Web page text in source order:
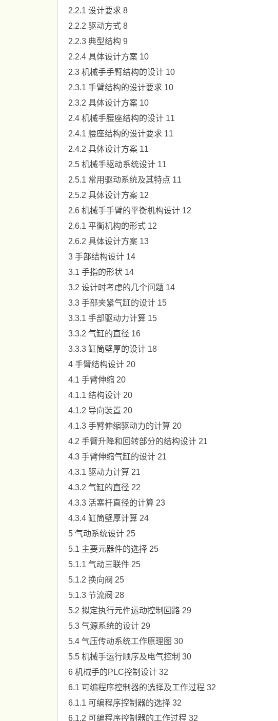
2.2.1 设计要求 8
2.2.2 驱动方式 8
2.2.3 典型结构 9
2.2.4 具体设计方案 10
2.3 机械手手臂结构的设计 10
2.3.1 手臂结构的设计要求 10
2.3.2 具体设计方案 10
2.4 机械手腰座结构的设计 11
2.4.1 腰座结构的设计要求 11
2.4.2 具体设计方案 11
2.5 机械手驱动系统设计 11
2.5.1 常用驱动系统及其特点 11
2.5.2 具体设计方案 12
2.6 机械手手臂的平衡机构设计 12
2.6.1 平衡机构的形式 12
2.6.2 具体设计方案 13
3 手部结构设计 14
3.1 手指的形状 14
3.2 设计时考虑的几个问题 14
3.3 手部夹紧气缸的设计 15
3.3.1 手部驱动力计算 15
3.3.2 气缸的直径 16
3.3.3 缸筒壁厚的设计 18
4 手臂结构设计 20
4.1 手臂伸缩 20
4.1.1 结构设计 20
4.1.2 导向装置 20
4.1.3 手臂伸缩驱动力的计算 20
4.2 手臂升降和回转部分的结构设计 21
4.3 手臂伸缩气缸的设计 21
4.3.1 驱动力计算 21
4.3.2 气缸的直径 22
4.3.3 活塞杆直径的计算 23
4.3.4 缸筒壁厚计算 24
5 气动系统设计 25
5.1 主要元器件的选择 25
5.1.1 气动三联件 25
5.1.2 换向阀 25
5.1.3 节流阀 28
5.2 拟定执行元件运动控制回路 29
5.3 气源系统的设计 29
5.4 气压传动系统工作原理图 30
5.5 机械手运行顺序及电气控制 30
6 机械手的PLC控制设计 32
6.1 可编程序控制器的选择及工作过程 32
6.1.1 可编程序控制器的选择 32
6.1.2 可编程序控制器的工作过程 32